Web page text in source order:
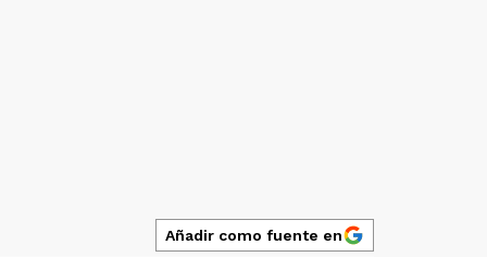
Añadir como fuente en